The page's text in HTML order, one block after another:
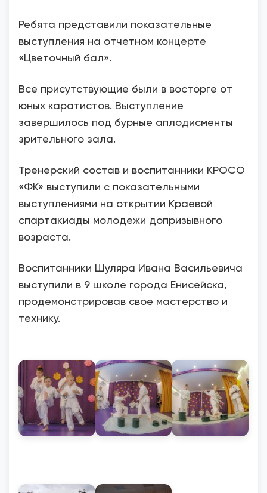
Ребята представили показательные
выступления на отчетном концерте
«Цветочный бал».
Все присутствующие были в восторге от
юных каратистов. Выступление
завершилось под бурные аплодисменты
зрительного зала.
Тренерский состав и воспитанники КРОСО
«ФК» выступили с показательными
выступлениями на открытии Краевой
спартакиады молодежи допризывного
возраста.
Воспитанники Шуляра Ивана Васильевича
выступили в 9 школе города Енисейска,
продемонстрировав свое мастерство и
технику.